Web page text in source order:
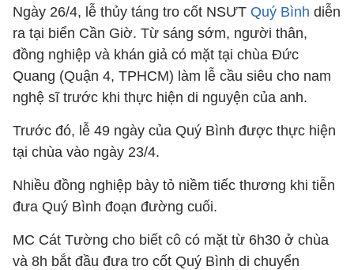
Ngày 26/4, lễ thủy táng tro cốt NSƯT Quý Bình diễn
ra tại biển Cần Giờ. Từ sáng sớm, người thân,
đồng nghiệp và khán giả có mặt tại chùa Đức
Quang (Quận 4, TPHCM) làm lễ cầu siêu cho nam
nghệ sĩ trước khi thực hiện di nguyện của anh.
Trước đó, lễ 49 ngày của Quý Bình được thực hiện
tại chùa vào ngày 23/4.
Nhiều đồng nghiệp bày tỏ niềm tiếc thương khi tiễn
đưa Quý Bình đoạn đường cuối.
MC Cát Tường cho biết cô có mặt từ 6h30 ở chùa
và 8h bắt đầu đưa tro cốt Quý Bình di chuyển